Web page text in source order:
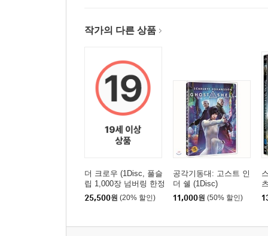
작가의 다른 상품
더 크로우 (1Disc, 풀슬
립 1,000장 넘버링 한정
판) : 블루레이
25,500원 (20% 할인)
공각기동대: 고스트 인
더 쉘 (1Disc)
11,000원 (50% 할인)